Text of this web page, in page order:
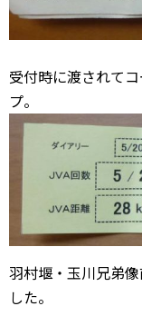
受付時に渡されて
プ。
羽村堰・玉川兄弟
した。